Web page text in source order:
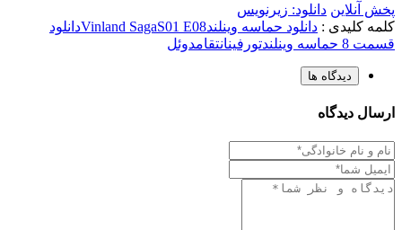
پخش آنلاین دانلود: زیرنویس
کلمه کلیدی : دانلود حماسه وینلند Vinland SagaS01 E08
دانلود
قسمت 8 حماسه وینلند
تورفینانتقامدوئل
دیدگاه ها
ارسال دیدگاه